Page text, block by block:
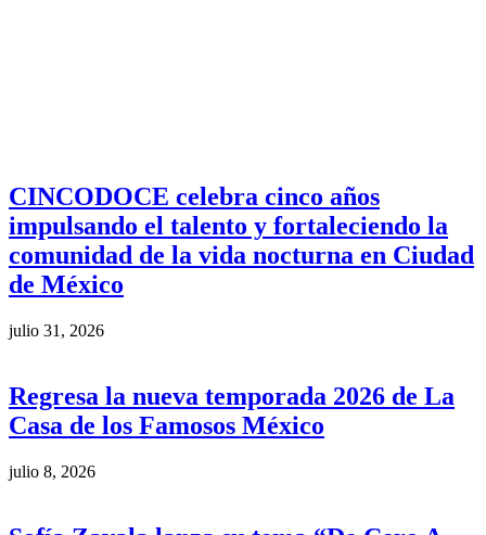
CINCODOCE celebra cinco años
impulsando el talento y fortaleciendo la
comunidad de la vida nocturna en Ciudad
de México
julio 31, 2026
Regresa la nueva temporada 2026 de La
Casa de los Famosos México
julio 8, 2026